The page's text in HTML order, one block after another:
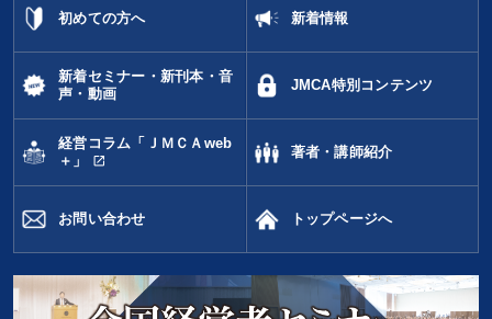
初めての方へ 新着情報
新着セミナー・新刊本・音
声・動画
JMCA特別コンテンツ
経営コラム「ＪＭＣＡweb
＋」
open_in_new
著者・講師紹介
お問い合わせ トップページへ